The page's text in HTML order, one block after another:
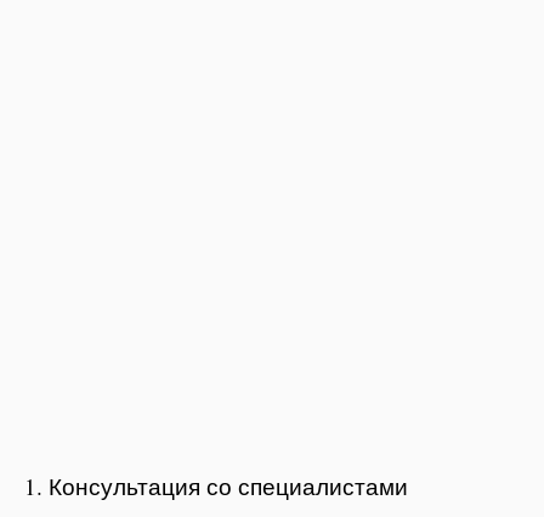
1. Консультация со специалистами